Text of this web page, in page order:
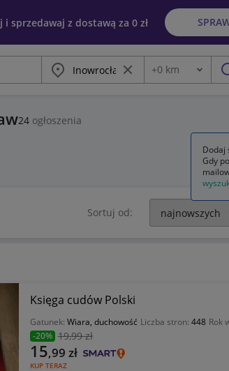
sprzedawaj z dostawą za 0 zł
Miasto Wyczyść frazę
Odległość
+0 km
24 ogłoszenia
Sortuj od:
Księga cudów Polski
Gatunek: Wiara, duchowość Liczba stron: 448 Rok
-20% 19,99 zł
KUP TERAZ
15,99 zł
Dodaj
Gdy